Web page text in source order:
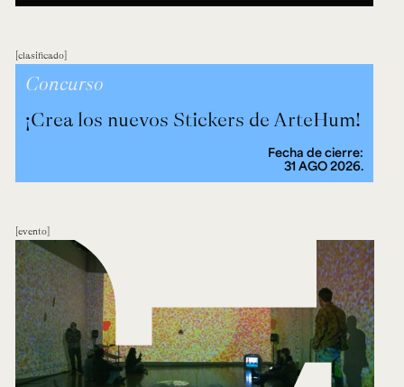
clasificado
Concurso
¡Crea los nuevos Stickers de ArteHum!
Fecha de cierre:
31 AGO 2026.
evento